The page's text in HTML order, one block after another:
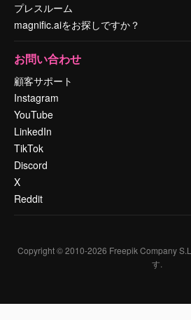
プレスルーム
magnific.aiをお探しですか？
お問い合わせ
顧客サポート
Instagram
YouTube
LinkedIn
TikTok
Discord
X
Reddit
Copyright © 2010-2026 Freepik Company
す.